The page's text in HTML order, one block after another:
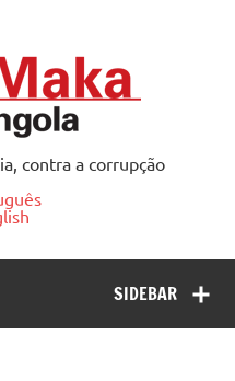
contra a corrupção
SIDEBAR